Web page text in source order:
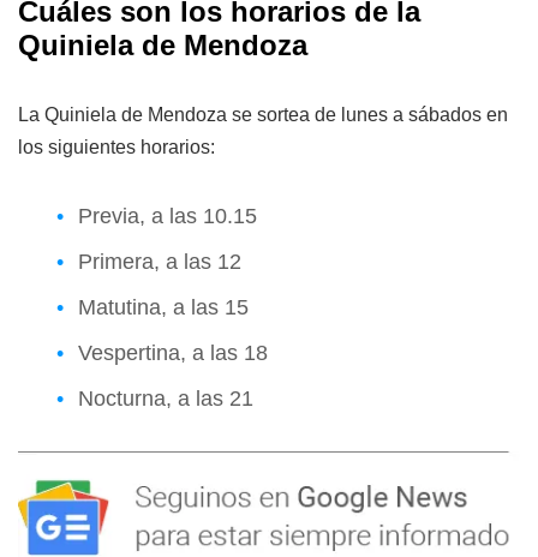
Cuáles son los horarios de la
Quiniela de Mendoza
La Quiniela de Mendoza se sortea de lunes a sábados en
los siguientes horarios:
Previa, a las 10.15
Primera, a las 12
Matutina, a las 15
Vespertina, a las 18
Nocturna, a las 21